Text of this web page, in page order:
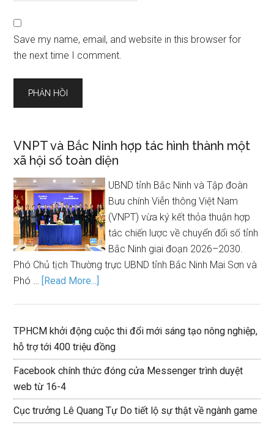
Save my name, email, and website in this browser for
the next time I comment.
VNPT và Bắc Ninh hợp tác hình thành một
xã hội số toàn diện
UBND tỉnh Bắc Ninh và Tập đoàn
Bưu chính Viễn thông Việt Nam
(VNPT) vừa ký kết thỏa thuận hợp
tác chiến lược về chuyển đổi số tỉnh
Bắc Ninh giai đoạn 2026–2030.
Phó Chủ tịch Thường trực UBND tỉnh Bắc Ninh Mai Sơn và
Phó … [Read More...]
TPHCM khởi động cuộc thi đổi mới sáng tạo nông nghiệp,
hỗ trợ tới 400 triệu đồng
Facebook chính thức đóng cửa Messenger trình duyệt
web từ 16-4
Cục trưởng Lê Quang Tự Do tiết lộ sự thật về ngành game